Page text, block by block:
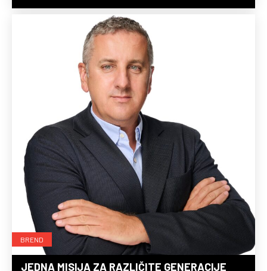
BREND
JEDNA MISIJA ZA RAZLIČITE GENERACIJE